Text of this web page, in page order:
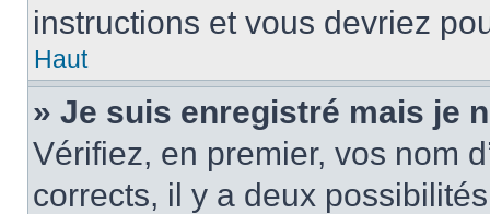
instructions et vous devriez
Haut
» Je suis enregistré mais je
Vérifiez, en premier, vos nom
corrects, il y a deux